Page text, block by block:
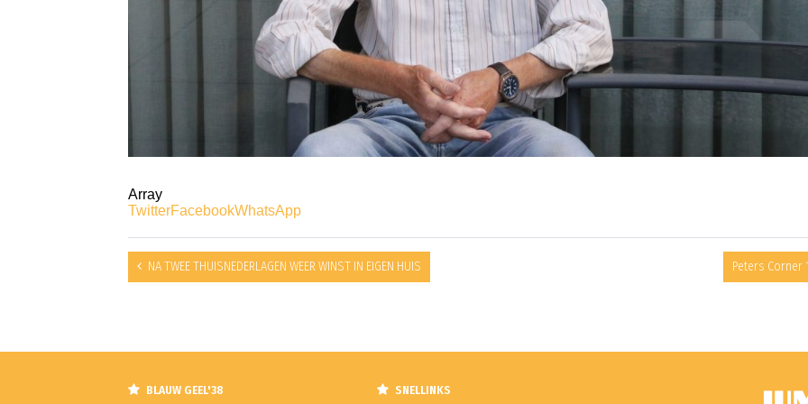
Array
TwitterFacebookWhatsApp
NA TWEE THUISNEDERLAGEN WEER WINST IN EIGEN HUIS Peters Corner
BLAUW GEEL'38 SNELLINKS